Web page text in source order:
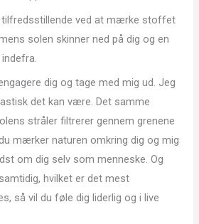
tilfredsstillende ved at mærke stoffet
solen skinner ned på dig og en
dig og tage med mig ud. Jeg
det kan være. Det samme
stråler filtrerer gennem grenene
mærker naturen omkring dig og mig
om dig selv som menneske. Og
hvilket er det mest
så vil du føle dig liderlig og i live